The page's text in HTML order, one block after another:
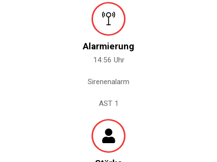
Alarmierung
14:56 Uhr
Sirenenalarm
AST 1